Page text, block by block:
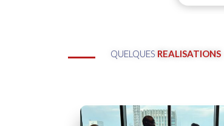
QUELQUES REALISATIONS